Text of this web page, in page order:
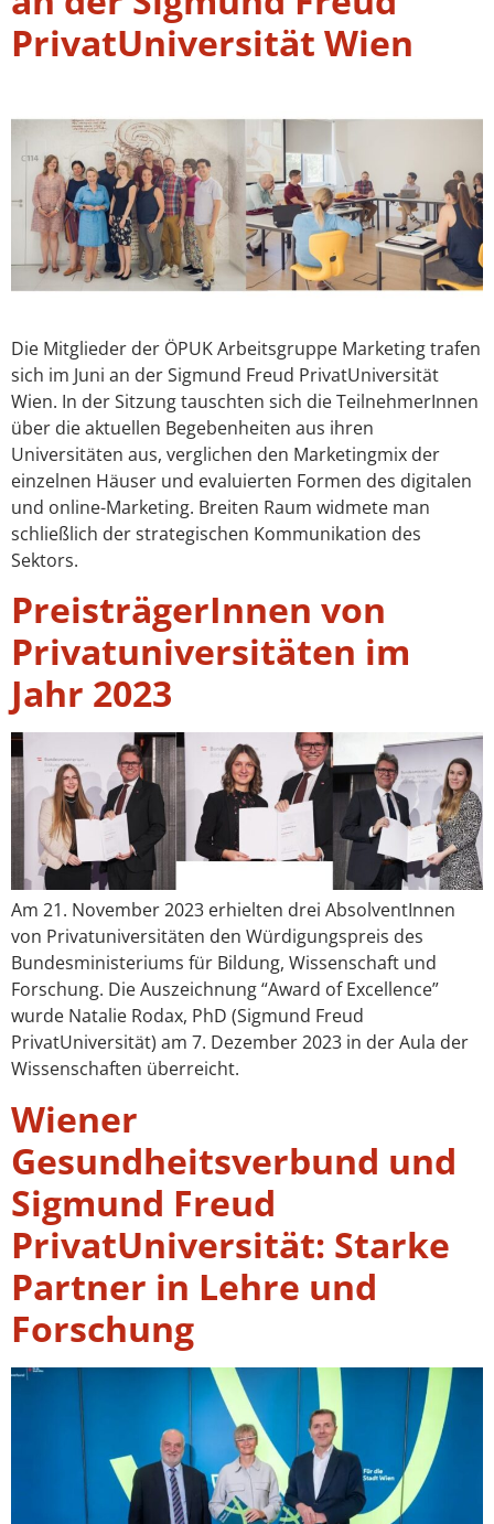
PrivatUniversität Wien
Die Mitglieder der ÖPUK Arbeitsgruppe Marketing trafen
sich im Juni an der Sigmund Freud PrivatUniversität
Wien. In der Sitzung tauschten sich die TeilnehmerInnen
über die aktuellen Begebenheiten aus ihren
Universitäten aus, verglichen den Marketingmix der
einzelnen Häuser und evaluierten Formen des digitalen
und online-Marketing. Breiten Raum widmete man
schließlich der strategischen Kommunikation des
Sektors.
PreisträgerInnen von
Privatuniversitäten im
Jahr 2023
Am 21. November 2023 erhielten drei AbsolventInnen
von Privatuniversitäten den Würdigungspreis des
Bundesministeriums für Bildung, Wissenschaft und
Forschung. Die Auszeichnung “Award of Excellence”
wurde Natalie Rodax, PhD (Sigmund Freud
PrivatUniversität) am 7. Dezember 2023 in der Aula der
Wissenschaften überreicht.
Wiener
Gesundheitsverbund und
Sigmund Freud
PrivatUniversität: Starke
Partner in Lehre und
Forschung